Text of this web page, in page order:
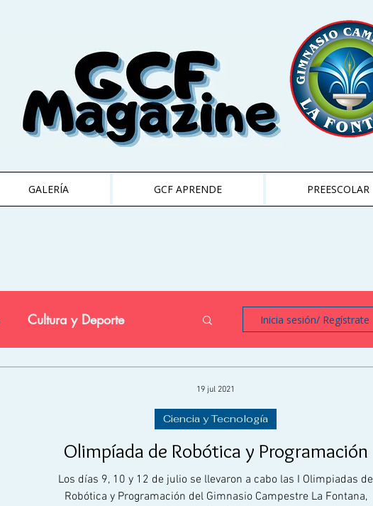
GALERÍA GCF APRENDE PREESCOLAR
Cultura y Deporte Inicia sesión/ Regístrate
Olimpíada de Robótica y Programación
Los días 9, 10 y 12 de julio se llevaron a cabo las I Olimpiadas de
Robótica y Programación del Gimnasio Campestre La Fontana,
Ciencia y Tecnología
19 jul 2021